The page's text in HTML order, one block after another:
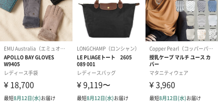
自然のお花で作ったドライフラワー・プリザーブドフラワーを同
梱します。
一部花材が写真と異なる場合がございます。予めご了承くださ
い。パッケージに入れてお届けします。